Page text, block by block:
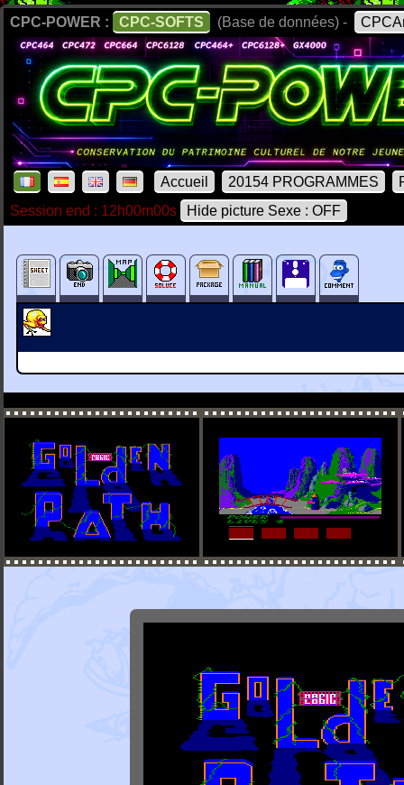
CPC-POWER : CPC-SOFTS (Base de données) -
Accueil 20154 PROGRAMMES
Session end : 12h00m00s
Hide picture Sexe : OFF